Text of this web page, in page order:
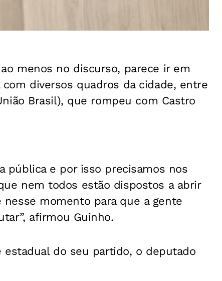
menos no discurso, parece ir em
diversos quadros da cidade, entre
Brasil), que rompeu com Castro
pública e por isso precisamos nos
nem todos estão dispostos a abrir
momento para que a gente
afirmou Guinho.
do seu partido, o deputado